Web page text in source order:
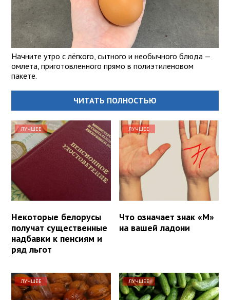
Начните утро с лёгкого, сытного и необычного блюда —
омлета, приготовленного прямо в полиэтиленовом
пакете.
ЧИТАТЬ ПОЛНОСТЬЮ
ЛУЧШЕЕ
Некоторые белорусы
получат существенные
надбавки к пенсиям и
ряд льгот
ЛУЧШЕЕ
Что означает знак «М»
на вашей ладони
ЛУЧШЕЕ ЛУЧШЕЕ